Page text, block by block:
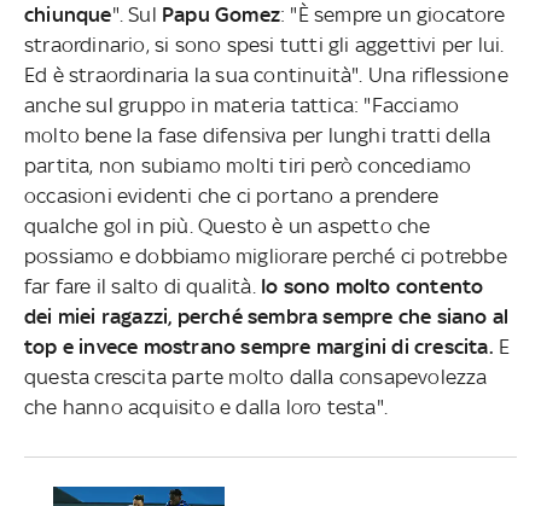
chiunque". Sul Papu Gomez: "È sempre un giocatore
straordinario, si sono spesi tutti gli aggettivi per lui.
Ed è straordinaria la sua continuità". Una riflessione
anche sul gruppo in materia tattica: "Facciamo
molto bene la fase difensiva per lunghi tratti della
partita, non subiamo molti tiri però concediamo
occasioni evidenti che ci portano a prendere
qualche gol in più. Questo è un aspetto che
possiamo e dobbiamo migliorare perché ci potrebbe
far fare il salto di qualità. Io sono molto contento
dei miei ragazzi, perché sembra sempre che siano al
top e invece mostrano sempre margini di crescita. E
questa crescita parte molto dalla consapevolezza
che hanno acquisito e dalla loro testa".